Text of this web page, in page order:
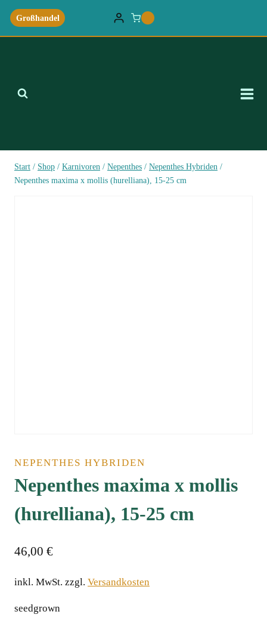
Zum
Inhalt
springen
Großhandel
Start / Shop / Karnivoren / Nepenthes / Nepenthes Hybriden /
Nepenthes maxima x mollis (hurelliana), 15-25 cm
NEPENTHES HYBRIDEN
Nepenthes maxima x mollis
(hurelliana), 15-25 cm
46,00 €
inkl. MwSt. zzgl. Versandkosten
seedgrown